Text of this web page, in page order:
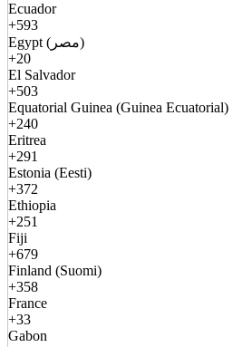
Ecuador
+593
Egypt (مصر)
+20
El Salvador
+503
Equatorial Guinea (Guinea Ecuatorial)
+240
Eritrea
+291
Estonia (Eesti)
+372
Ethiopia
+251
Fiji
+679
Finland (Suomi)
+358
France
+33
Gabon